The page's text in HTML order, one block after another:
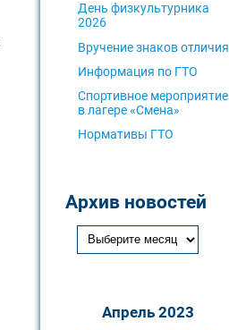
День физкультурника
2026
Вручение знаков отличия
Информация по ГТО
Спортивное мероприятие
в лагере «Смена»
Нормативы ГТО
Архив новостей
Апрель 2023